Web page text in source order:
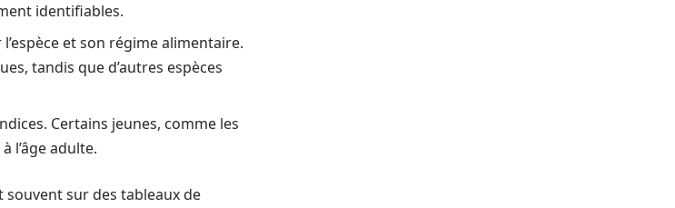
identifiables.
et son régime alimentaire.
tandis que d’autres espèces
Certains jeunes, comme les
l’âge adulte.
sur des tableaux de